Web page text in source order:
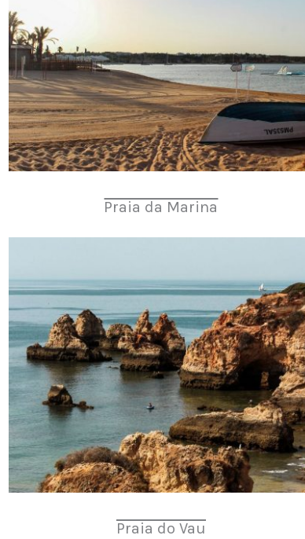
Praia da Marina
Praia do Vau